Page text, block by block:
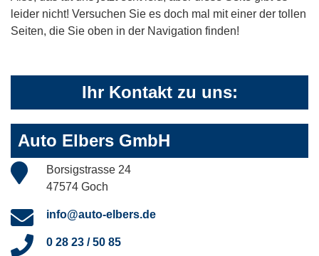
leider nicht! Versuchen Sie es doch mal mit einer der tollen
Seiten, die Sie oben in der Navigation finden!
Ihr Kontakt zu uns:
Auto Elbers GmbH
Borsigstrasse 24
47574 Goch
info@auto-elbers.de
0 28 23 / 50 85